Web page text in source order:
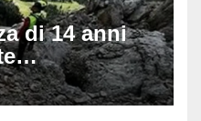
di 14 anni
sul
alla famiglia